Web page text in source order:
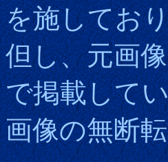
を施してお
但し、元画
で掲載して
画像の無断